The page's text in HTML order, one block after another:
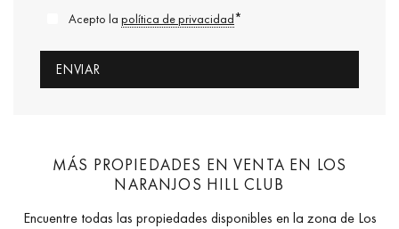
Acepto la política de privacidad*
MÁS PROPIEDADES EN VENTA EN LOS
NARANJOS HILL CLUB
Encuentre todas las propiedades disponibles en la zona de Los